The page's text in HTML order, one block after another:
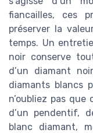
fiancailles, ces
préserver la
temps. Un
noir conserve
d’un diamant
diamants blancs
n’oubliez pas que
d’un pendentif,
blanc diamant,